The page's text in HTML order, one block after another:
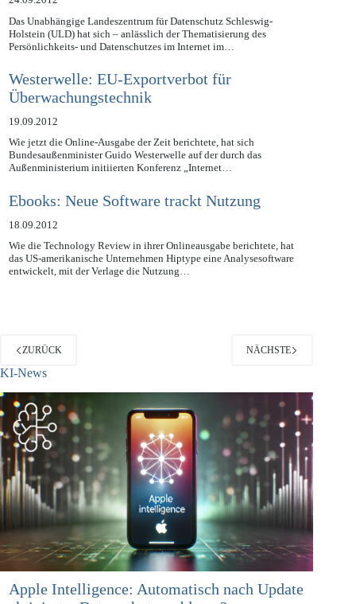
24.09.2012
Das Unabhängige Landeszentrum für Datenschutz Schleswig-
Holstein (ULD) hat sich – anlässlich der Thematisierung des
Westerwelle: EU-Exportverbot für
Überwachungstechnik
19.09.2012
Wie jetzt die Online-Ausgabe der Zeit berichtete, hat sich
Bundesaußenminister Guido Westerwelle auf der durch das
Ebooks: Neue Software trackt Nutzung
18.09.2012
Wie die Technology Review in ihrer Onlineausgabe berichtete, hat
das US-amerikanische Unternehmen Hiptype eine Analysesoftware
ZURÜCK
KI-News